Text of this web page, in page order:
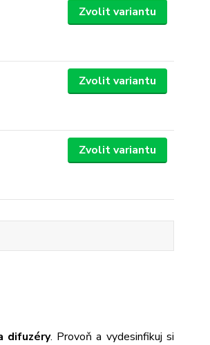
Zvolit variantu
Zvolit variantu
Zvolit variantu
difuzéry. Provoň a vydesinfikuj si